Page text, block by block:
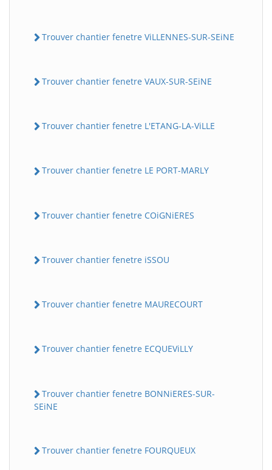
Trouver chantier fenetre ViLLENNES-SUR-SEiNE
Trouver chantier fenetre VAUX-SUR-SEiNE
Trouver chantier fenetre L'ETANG-LA-ViLLE
Trouver chantier fenetre LE PORT-MARLY
Trouver chantier fenetre COiGNiERES
Trouver chantier fenetre iSSOU
Trouver chantier fenetre MAURECOURT
Trouver chantier fenetre ECQUEViLLY
Trouver chantier fenetre BONNiERES-SUR-
SEiNE
Trouver chantier fenetre FOURQUEUX